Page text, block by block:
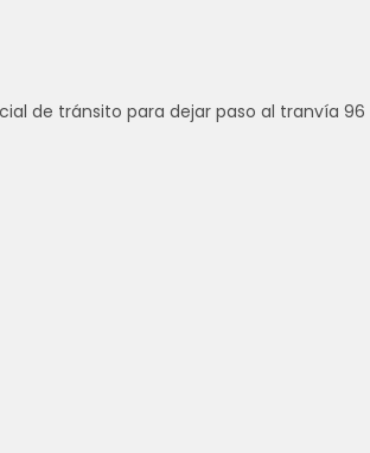
de tránsito para dejar paso al tranvía 96